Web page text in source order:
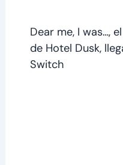
Dear me, I was…,
de Hotel Dusk,
Switch